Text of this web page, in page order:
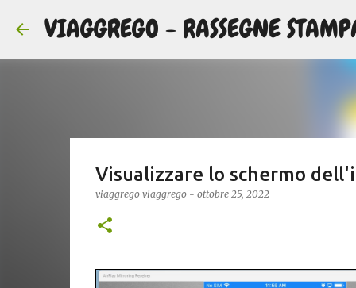
VIAGGREGO - RASSEGNE
Visualizzare lo schermo
viaggrego viaggrego - ottobre 25, 2022